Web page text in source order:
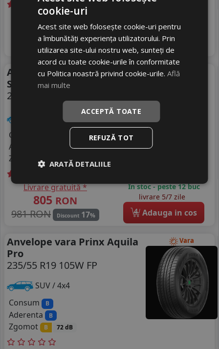
+ Videoclip
Livrare gratuită *
754RON
805 RON
%
livrare 2/3 zile
4 Adauga in cos
Vara
Anvelope vara Continental
Sc-5 Suv
235/55 R19 101V
SUV / 4x4
Consum
Aderenta
Zgomot 71 dB
Livrare gratuită *
805 RON
981 RON
Discount 17%
In stoc - peste 12 buc
livrare 5/7 zile
4 Adauga in cos
Vara
Anvelope vara Prinx Aquila
Pro
235/55 R19 105W FP
SUV / 4x4
Consum
B
Aderenta B
Zgomot B 72 dB
cookie-uri
Acest site web folosește cookie-uri pentru
a îmbunătăți experiența utilizatorului. Prin
utilizarea site-ului nostru web, sunteți de
acord cu toate cookie-urile în conformitate
cu Politica noastră privind cookie-urile.Află
mai multe
ACCEPTĂ TOATE
REFUZĂ TOT
ARATĂ DETALIILE